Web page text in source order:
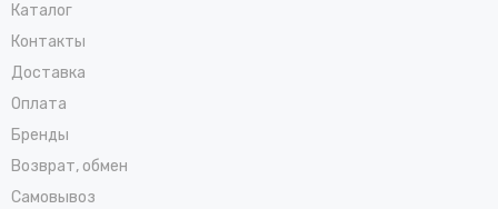
Каталог
Контакты
Доставка
Оплата
Бренды
Возврат, обмен
Самовывоз